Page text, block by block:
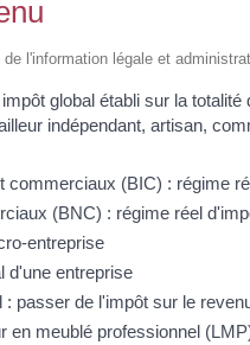
l'information légale et
global établi sur la
indépendant, artisan,
commerciaux (BIC) : régime
(BNC) : régime réel
entreprise
d'une entreprise
: passer de l'impôt sur le
en meublé professionnel